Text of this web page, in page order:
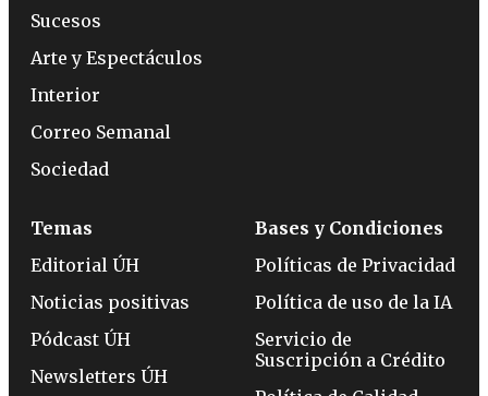
Sucesos
Arte y Espectáculos
Interior
Correo Semanal
Sociedad
Temas
Editorial ÚH
Noticias positivas
Pódcast ÚH
Newsletters ÚH
Bases y Condiciones
Políticas de Privacidad
Política de uso de la IA
Servicio de
Suscripción a Crédito